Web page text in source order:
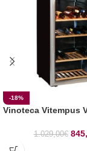
-18%
Vinoteca Vitempus
1.029,00€